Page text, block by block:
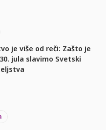
je više od reči: Zašto je
jula slavimo Svetski